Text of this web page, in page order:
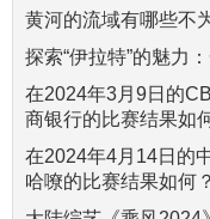
黄河的流域有哪些不
探索“伊拉特”的魅力
在2024年3月9日的
商银行的比赛结果如
在2024年4月14日的
哈嘹的比赛结果如何？